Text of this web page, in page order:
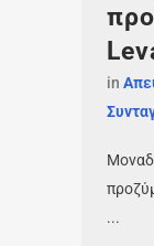
in
...